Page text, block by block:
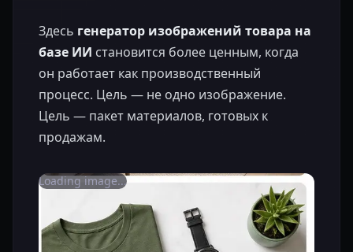
Здесь генератор изображений товара на
базе ИИ становится более ценным, когда
он работает как производственный
процесс. Цель — не одно изображение.
Цель — пакет материалов, готовых к
продажам.
Loading image...